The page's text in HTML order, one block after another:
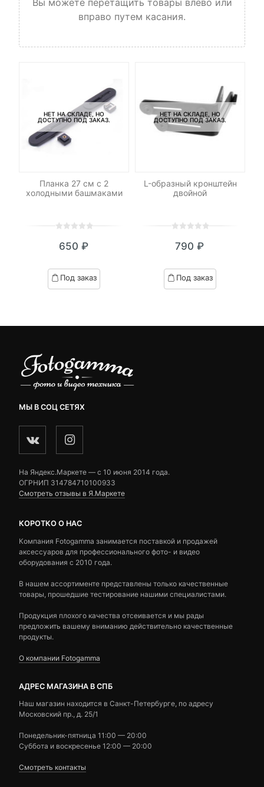
вправо путем касания.
НЕТ НА СКЛАДЕ, НО
ДОСТУПНО ПОД ЗАКАЗ.
Планка 27 см с 2
холодными башмаками
out
based
on
650 ₽
Под заказ
НЕТ НА СКЛАДЕ, НО
ДОСТУПНО ПОД ЗАКАЗ.
L-образный кронштейн
двойной
out
based
on
790 ₽
Под заказ
МЫ В СОЦ СЕТЯХ
На Яндекс.Маркете — c 10 июня 2014 года.
ОГРНИП 314784710100933
Смотреть отзывы в Я.Маркете
КОРОТКО О НАС
Компания Fotogamma занимается поставкой и продажей
аксессуаров для профессионального фото- и видео
оборудования с 2010 года.
В нашем ассортименте представлены только качественные
товары, прошедшие тестирование нашими специалистами.
Продукция плохого качества отсеивается и мы рады
предложить вашему вниманию действительно качественные
продукты.
О компании Fotogamma
АДРЕС МАГАЗИНА В СПБ
Наш магазин находится в Санкт-Петербурге, по адресу
Московский пр., д. 25/1
Понедельник-пятница 11:00 — 20:00
Суббота и воскресенье 12:00 — 20:00
Смотреть контакты